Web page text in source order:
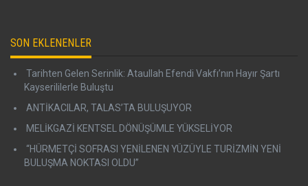
SON EKLENENLER
Tarihten Gelen Serinlik: Ataullah Efendi Vakfı’nın Hayır Şartı
Kayserililerle Buluştu
ANTİKACILAR, TALAS’TA BULUŞUYOR
MELİKGAZİ KENTSEL DÖNÜŞÜMLE YÜKSELİYOR
“HÜRMETÇİ SOFRASI YENİLENEN YÜZÜYLE TURİZMİN YENİ
BULUŞMA NOKTASI OLDU”